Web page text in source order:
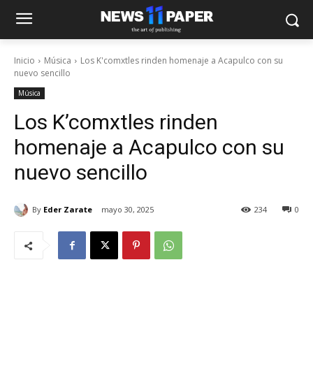
Inicio Música
Los K'comxtles rinden homenaje a Acapulco con su
nuevo sencillo
Música
Los K’comxtles rinden
homenaje a Acapulco con su
nuevo sencillo
By Eder Zarate mayo 30, 2025 0
234